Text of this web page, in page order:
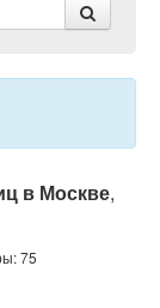
в Москве,
75